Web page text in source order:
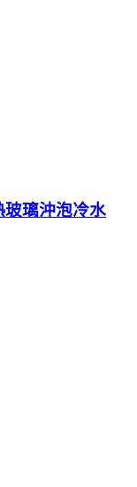
璃沖泡冷水